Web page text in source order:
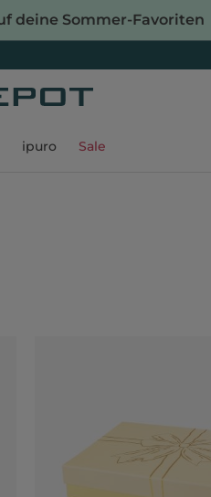
deine Sommer-Favoriten
ipuro Sale